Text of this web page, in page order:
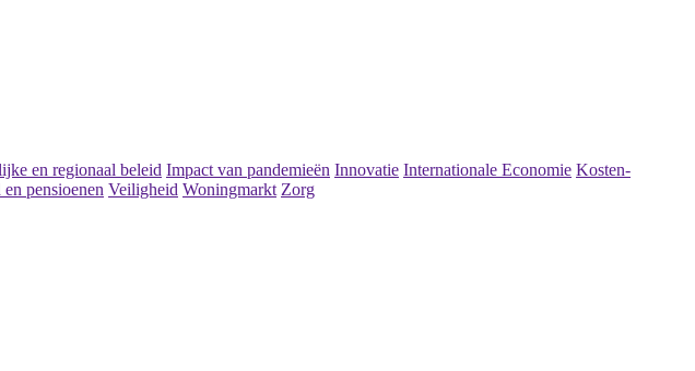
en regionaal beleid Impact van pandemieën Innovatie Internationale Economie Kosten-
pensioenen Veiligheid Woningmarkt Zorg